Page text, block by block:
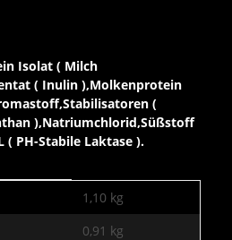
Isolat ( Milch
( Inulin ),Molkenprotein
(
),Natriumchlorid,Süßstoff
( PH-Stabile Laktase ).
1,10 kg
0,91 kg